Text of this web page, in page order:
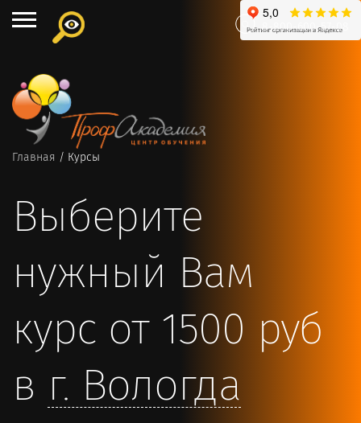
8-800-600-57-08
Главная / Курсы
Выберите
нужный Вам
курс от 1500 руб
в г.Вологда